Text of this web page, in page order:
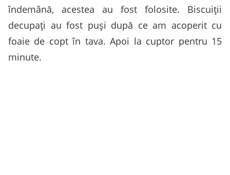
îndemână, acestea au fost folosite. Biscuiţii
decupaţi au fost puşi după ce am acoperit cu
foaie de copt în tava. Apoi la cuptor pentru 15
minute.